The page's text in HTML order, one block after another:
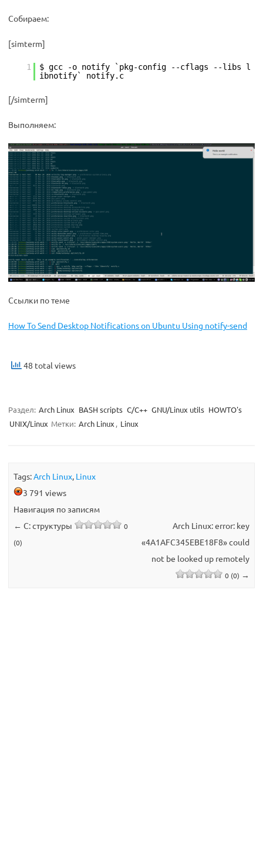
Собираем:
[simterm]
1
$ gcc -o notify `pkg-config --cflags --libs l
ibnotify` notify.c
[/simterm]
Выполняем:
Ссылки по теме
How To Send Desktop Notifications on Ubuntu Using notify-send
48 total views
Раздел: Arch Linux BASH scripts C/C++ GNU/Linux utils HOWTO's
UNIX/Linux Метки: Arch Linux , Linux
Tags:Arch Linux, Linux
3 791 views
Навигация по записям
← C: структуры
0
(0)
Arch Linux: error: key
«4A1AFC345EBE18F8» could
not be looked up remotely
0 (0) →